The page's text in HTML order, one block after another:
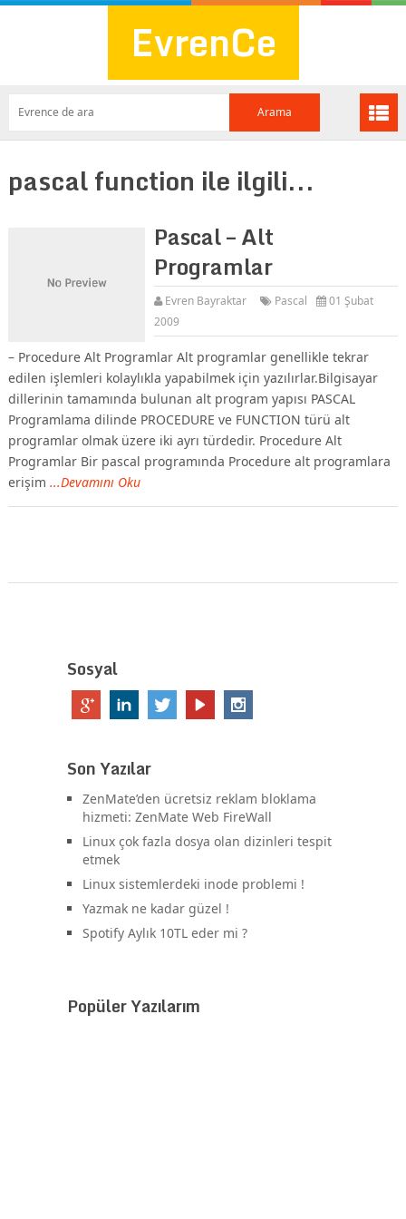
EvrenCe
pascal function ile ilgili...
Pascal – Alt
Programlar
Evren Bayraktar Pascal
01 Şubat
2009
– Procedure Alt Programlar Alt programlar genellikle tekrar
edilen işlemleri kolaylıkla yapabilmek için yazılırlar.Bilgisayar
dillerinin tamamında bulunan alt program yapısı PASCAL
Programlama dilinde PROCEDURE ve FUNCTION türü alt
programlar olmak üzere iki ayrı türdedir. Procedure Alt
Programlar Bir pascal programında Procedure alt programlara
erişim ...Devamını Oku
Sosyal
Son Yazılar
ZenMate’den ücretsiz reklam bloklama
hizmeti: ZenMate Web FireWall
Linux çok fazla dosya olan dizinleri tespit
etmek
Linux sistemlerdeki inode problemi !
Yazmak ne kadar güzel !
Spotify Aylık 10TL eder mi ?
Popüler Yazılarım